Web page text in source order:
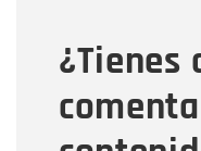
¿Tienes
Mensaje